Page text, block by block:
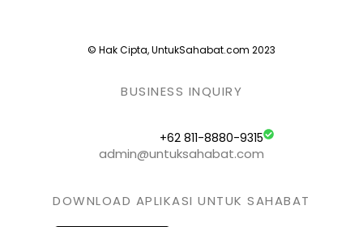
© Hak Cipta, UntukSahabat.com 2023
BUSINESS INQUIRY
+62 811-8880-9315
admin@untuksahabat.com
DOWNLOAD APLIKASI UNTUK SAHABAT